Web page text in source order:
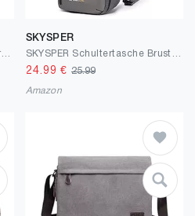
DORRISO Umhängetasche Herren Schultertasche Mode Schultertaschen für 13.3 Zoll Laptop Kuriertasche Gemütlich Männer Casual Reise Schule Schultertasche Kuriertasche
SKYSPER
24.99 € 25.99
Amazon